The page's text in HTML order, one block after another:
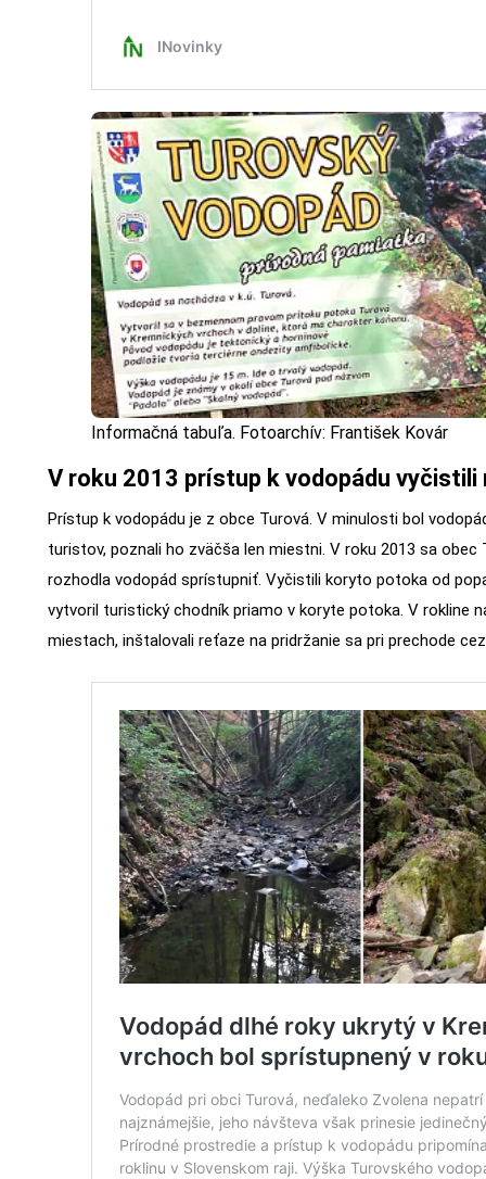
Informačná tabuľa. Fotoarchív: František Kovár
V roku 2013 prístup k vodopádu
Prístup k vodopádu je z obce Turová. V minulosti bol
turistov, poznali ho zväčša len miestni. V roku 2013 sa obec
rozhodla vodopád sprístupniť. Vyčistili koryto potoka od
vytvoril turistický chodník priamo v koryte potoka. V rokline
miestach, inštalovali reťaze na pridržanie sa pri prechode